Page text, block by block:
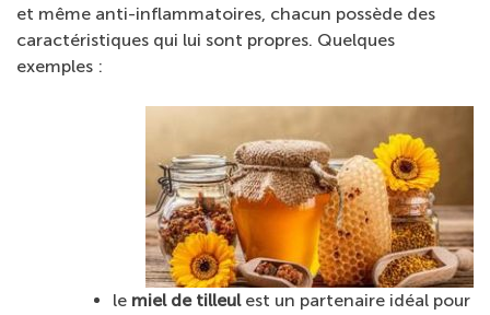
et même anti-inflammatoires, chacun possède des
caractéristiques qui lui sont propres. Quelques
exemples :
le miel de tilleulest un partenaire idéal pour